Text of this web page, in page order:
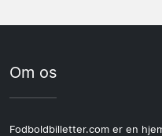
Om os
Fodboldbilletter.com er en